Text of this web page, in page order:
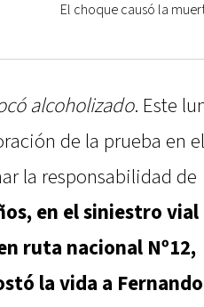
El choque causó la
alcoholizado. Este
de la prueba en el
la responsabilidad de
en el siniestro vial
ruta nacional Nº12,
la vida a Fernando